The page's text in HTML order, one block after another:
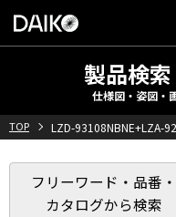
製品検
仕様図・姿図・
TOP LZD-93108NBNE+LZA-
フリーワード・品番・
カタログから検索